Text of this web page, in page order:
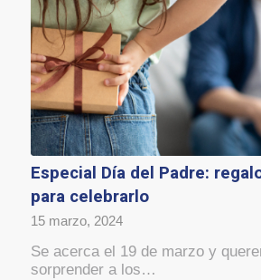
Especial Día del Padre:
para celebrarlo
15 marzo, 2024
Se acerca el 19 de marzo y
sorprender a los…